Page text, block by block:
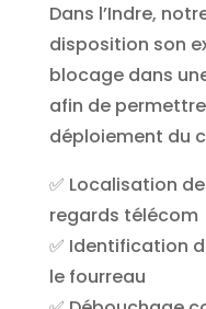
Dans l’Indre,
disposition son
blocage dans
afin de
déploiement du
✅ Localisation
regards télécom
✅ Identification
le fourreau